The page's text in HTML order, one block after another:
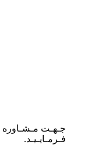
جـهـت مـشـاوره
فـرمـایـیـد.